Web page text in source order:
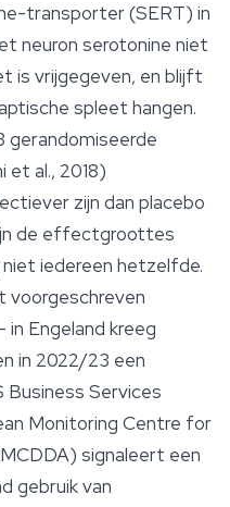
transporter (SERT) in
neuron serotonine niet
is vrijgegeven, en blijft
spleet hangen.
gerandomiseerde
et al., 2018)
zijn dan placebo
de effectgroottes
iedereen hetzelfde.
voorgeschreven
Engeland kreeg
in 2022/23 een
Services
Monitoring Centre for
signaleert een
gebruik van